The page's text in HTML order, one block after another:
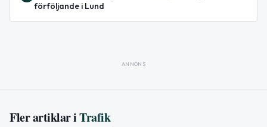
förföljande i Lund
ANNONS
Fler artiklar iTrafik